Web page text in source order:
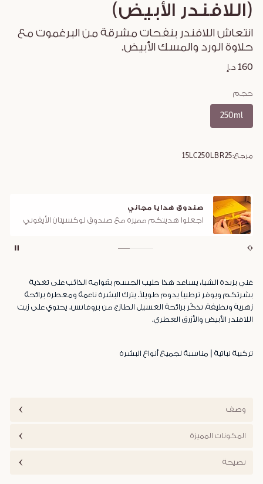
(اللافندر الأبيض)
انتعاش اللافندر بنفحات مشرقة من البرغموت مع
حلاوة الورد والمسك الأبيض.
160 د.إ
حجم
250ml
مرجع:15LC250LBR25
صندوق هدايا مجاني
اجعلوا هديتكم مميزة مع صندوق لوكسيتان الأيقوني
غني بزبدة الشيا، يساعد هذا حليب الجسم بقوامه الذائب على تغذية
بشرتكم ويوفر ترطيباً يدوم طويلاً. يترك البشرة ناعمة ومعطرة برائحة
زهرية ونظيفة، تذكّر برائحة الغسيل الطازج من بروفانس. يحتوي على زيت
اللافندر الأبيض والأزرق العطري.
تركيبة نباتية | مناسبة لجميع أنواع البشرة
وصف
المكونات المميزة
نصيحة